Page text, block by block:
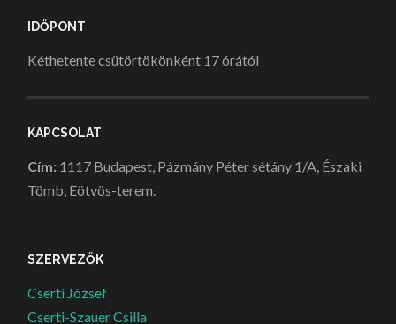
IDŐPONT
Kéthetente csütörtökönként 17 órától
KAPCSOLAT
Cím: 1117 Budapest, Pázmány Péter sétány 1/A, Északi
Tömb, Eötvös-terem.
SZERVEZŐK
Cserti József
Cserti-Szauer Csilla